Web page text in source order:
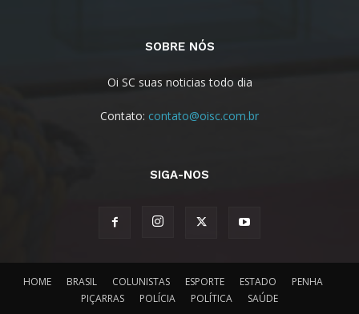
SOBRE NÓS
Oi SC suas noticias todo dia
Contato: contato@oisc.com.br
SIGA-NOS
HOME BRASIL COLUNISTAS ESPORTE ESTADO
PENHA
PIÇARRAS
POLÍCIA POLÍTICA SAÚDE